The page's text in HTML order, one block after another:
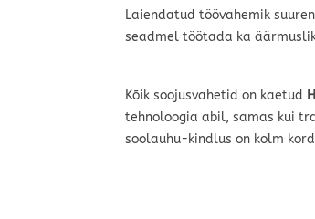
Laiendatud töövahemik
seadmel töötada ka
Kõik soojusvahetid on kaetud
tehnoloogia abil, samas kui
soolauhu-kindlus on kolm